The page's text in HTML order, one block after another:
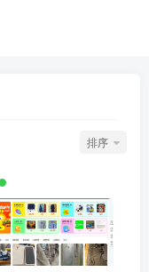
排序